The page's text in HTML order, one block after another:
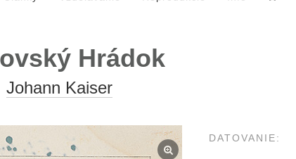
Hrádok
Johann Kaiser
DATOVANIE: